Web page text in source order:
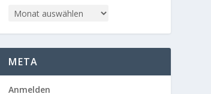
META
Anmelden